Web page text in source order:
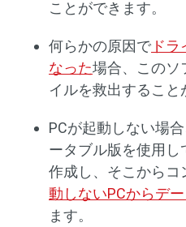
ことができます。
何らかの原因でドラ
なった場合、このソ
イルを救出すること
PCが起動しない場
ータブル版を使用し
作成し、そこからコ
動しないPCからデ
ます。